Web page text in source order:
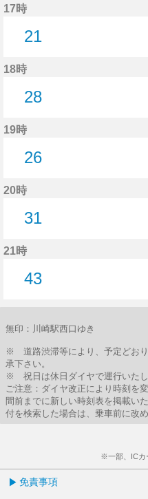
17時
21
18時
28
19時
26
20時
31
21時
43
無印：川崎駅西口ゆき
※ 道路渋滞等により、予定どおり
承下さい。
※ 祝日は休日ダイヤで運行いたし
ご注意：ダイヤ改正により時刻を
間前までに新しい時刻表を掲載い
付を検索した場合は、乗車前に改
※一部、ICカ
免責事項